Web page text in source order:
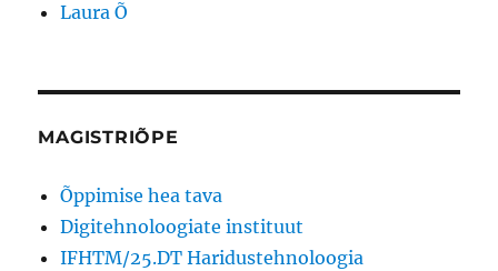
Laura Õ
MAGISTRIÕPE
Õppimise hea tava
Digitehnoloogiate instituut
IFHTM/25.DT Haridustehnoloogia